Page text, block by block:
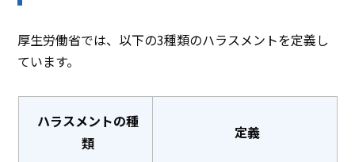
厚生労働省では、以下の3種類のハラスメントを定義し
ています。
ハラスメントの種
類
定義